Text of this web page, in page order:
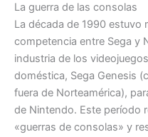
La guerra de las consolas
La década de 1990 estuvo
competencia entre Sega y
industria de los
doméstica, Sega Genesis
fuera de Norteamérica),
de Nintendo. Este período
«guerras de consolas» y